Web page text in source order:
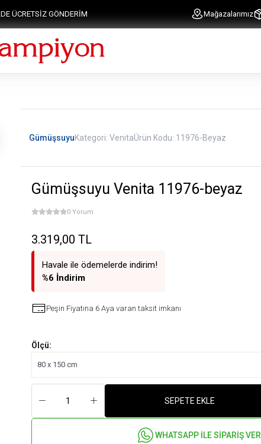
ÜCRETSİZ GÖNDERİM Mağazalarımız
GümüşsuyuKategori: VenitaÜrün Kodu: 11976-Beyaz
Gümüşsuyu Venita 11976-beyaz
0 Yorum
3.319,00 TL
Havale ile ödemelerde indirim!
%6 İndirim
Peşin Fiyatına 6 Aya varan taksit imkanı
Ölçü:
SEPETE EKLE
WHATSAPP İLE SİPARİŞ VER